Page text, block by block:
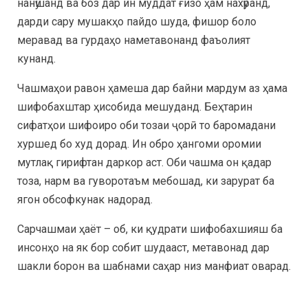
нанӯшанд ва боз дар ин муддат ғизо ҳам нахӯранд,
дарди сару мушакҳо пайдо шуда, фишор боло
меравад ва гурдаҳо наметавонанд фаъолият
кунанд.
Чашмаҳои равон ҳамеша дар байни мардум аз ҳама
шифобахштар ҳисобида мешуданд. Беҳтарин
сифатҳои шифоиро оби тозаи ҷорӣ то баромадани
хуршед бо худ дорад. Ин обро ҳангоми оромии
мутлақ гирифтан даркор аст. Оби чашма он қадар
тоза, нарм ва гуворотаъм мебошад, ки зарурат ба
ягон обсофкунак надорад.
Сарчашмаи ҳаёт – об, ки қудрати шифобахшияш ба
инсонҳо на як бор собит шудааст, метавонад дар
шакли борон ва шабнами саҳар низ манфиат оварад.